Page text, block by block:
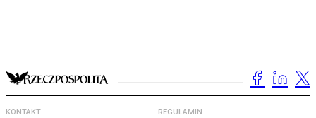
KONTAKT REGULAMIN